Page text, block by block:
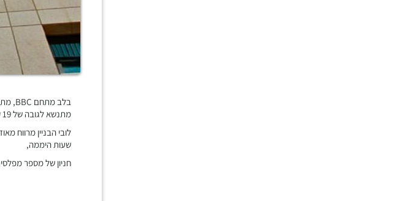
מתנשא לגובה של 19 קומות בשטח של כ-22,000 מ"ר ובבנייתו שולבו מרפסות שמש פתוחות הצופות אל פארק הירקון,
לובי הבניין מרווח
שעות היממה,
חניון של מספר